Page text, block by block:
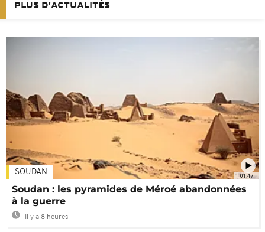
PLUS D'ACTUALITÉS
01:47
SOUDAN
Soudan : les pyramides de Méroé abandonnées
à la guerre
Il y a 8 heures